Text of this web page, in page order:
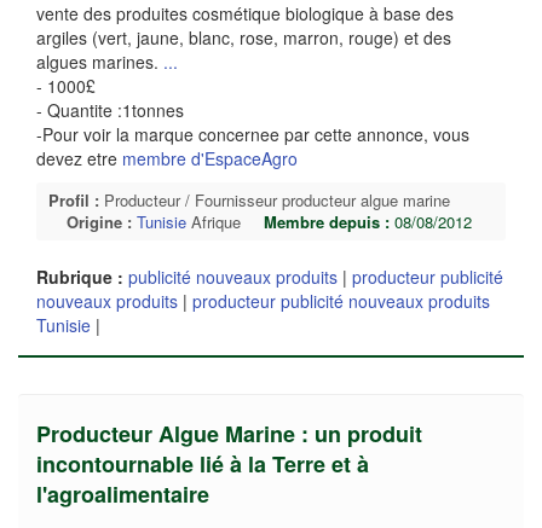
vente des produites cosmétique biologique à base des
argiles (vert, jaune, blanc, rose, marron, rouge) et des
algues marines. ...
- 1000£
- Quantite :1tonnes
-Pour voir la marque concernee par cette annonce, vous
devez etre membre d'EspaceAgro
Profil : Producteur / Fournisseur producteur algue marine
Origine : Tunisie Afrique Membre depuis : 08/08/2012
Rubrique : publicité nouveaux produits | producteur publicité
nouveaux produits | producteur publicité nouveaux produits
Tunisie |
Producteur Algue Marine : un produit
incontournable lié à la Terre et à
l'agroalimentaire